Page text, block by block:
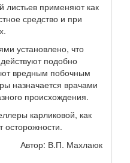
применяют как
средство и при
установлено, что
подобно
вредным побочным
назначается врачами
происхождения.
карликовой, как
осторожности.
Автор: В.П. Махлаюк